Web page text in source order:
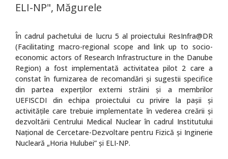
ELI-NP", Măgurele
În cadrul pachetului de lucru 5 al proiectului ResInfra@DR
(Facilitating macro-regional scope and link up to socio-
economic actors of Research Infrastructure in the Danube
Region) a fost implementată activitatea pilot 2 care a
constat în furnizarea de recomandări şi sugestii specifice
din partea experţilor externi străini şi a membrilor
UEFISCDI din echipa proiectului cu privire la paşii şi
activităţile care trebuie implementate în vederea creării şi
dezvoltării Centrului Medical Nuclear în cadrul Institutului
Național de Cercetare-Dezvoltare pentru Fizică și Inginerie
Nucleară „Horia Hulubei” şi ELI-NP.